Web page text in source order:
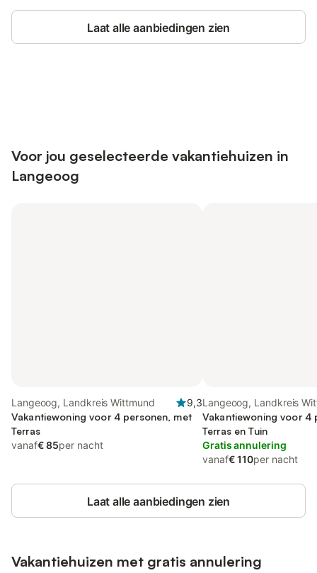
Laat alle aanbiedingen zien
Voor jou geselecteerde vakantiehuizen in
Langeoog
Langeoog, Landkreis Wittmund
9,3
Vakantiewoning voor 4 personen, met
Terras
vanaf€ 85per nacht
Langeoog, Landkreis
Vakantiewoning voor 4
Terras en Tuin
Gratis annulering
vanaf€ 110per nacht
Laat alle aanbiedingen zien
Vakantiehuizen met gratis annulering